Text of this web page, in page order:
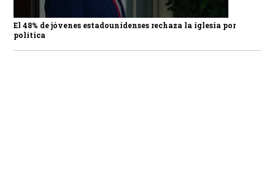
El 48% de jóvenes estadounidenses rechaza la iglesia por
política